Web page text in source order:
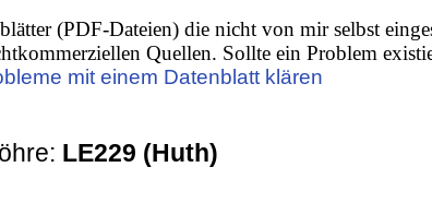
(PDF-Dateien) die nicht von mir selbst
Quellen. Sollte ein Problem
mit einem Datenblatt klären
LE229 (Huth)